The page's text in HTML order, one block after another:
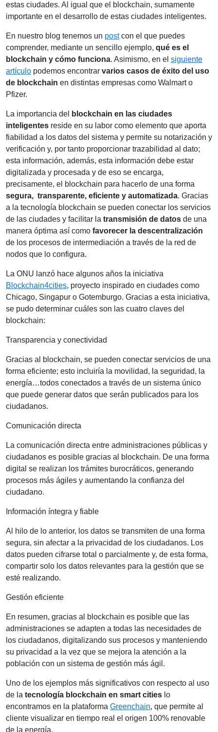
estas ciudades. Al igual que el blockchain, sumamente
importante en el desarrollo de estas ciudades inteligentes.
En nuestro blog tenemos un postcon el que puedes
comprender, mediante un sencillo ejemplo, qué es el
blockchain y cómo funciona. Asimismo, en el siguiente
artículo podemos encontrar varios casos de éxito del uso
de blockchain en distintas empresas como Walmart o
Pfizer.
La importancia del
blockchain en las ciudades
inteligentes reside en su labor como elemento que aporta
fiabilidad a los datos del sistema y permite su notarización y
verificación y, por tanto proporcionar trazabilidad al dato;
esta información, además, esta información debe estar
digitalizada y procesada y de eso se encarga,
precisamente, el blockchain para hacerlo de una forma
segura, transparente, eficiente y automatizada. Gracias
a la tecnología blockchain se pueden conectar los servicios
de las ciudades y facilitar la transmisión de datos de una
manera óptima así como favorecer la descentralización
de los procesos de intermediación a través de la red de
nodos que lo configura.
La ONU lanzó hace algunos años la iniciativa
Blockchain4cities, proyecto inspirado en ciudades como
Chicago, Singapur o Gotemburgo. Gracias a esta iniciativa,
se pudo determinar cuáles son las cuatro claves del
blockchain:
Transparencia y conectividad
Gracias al blockchain, se pueden conectar servicios de una
forma eficiente; esto incluiría la movilidad, la seguridad, la
energía…todos conectados a través de un sistema único
que puede generar datos que serán publicados para los
ciudadanos.
Comunicación directa
La comunicación directa entre administraciones públicas y
ciudadanos es posible gracias al blockchain. De una forma
digital se realizan los trámites burocráticos, generando
procesos más ágiles y aumentando la confianza del
ciudadano.
Información íntegra y fiable
Al hilo de lo anterior, los datos se transmiten de una forma
segura, sin afectar a la privacidad de los ciudadanos. Los
datos pueden cifrarse total o parcialmente y, de esta forma,
compartir solo los datos relevantes para la gestión que se
esté realizando.
Gestión eficiente
En resumen, gracias al blockchain es posible que las
administraciones se adapten a todas las necesidades de
los ciudadanos, digitalizando sus procesos y manteniendo
su privacidad a la vez que se mejora la atención a la
población con un sistema de gestión más ágil.
Uno de los ejemplos más significativos con respecto al uso
de la tecnología blockchain en smart cities lo
encontramos en la plataforma Greenchain, que permite al
cliente visualizar en tiempo real el origen 100% renovable
de la energía.